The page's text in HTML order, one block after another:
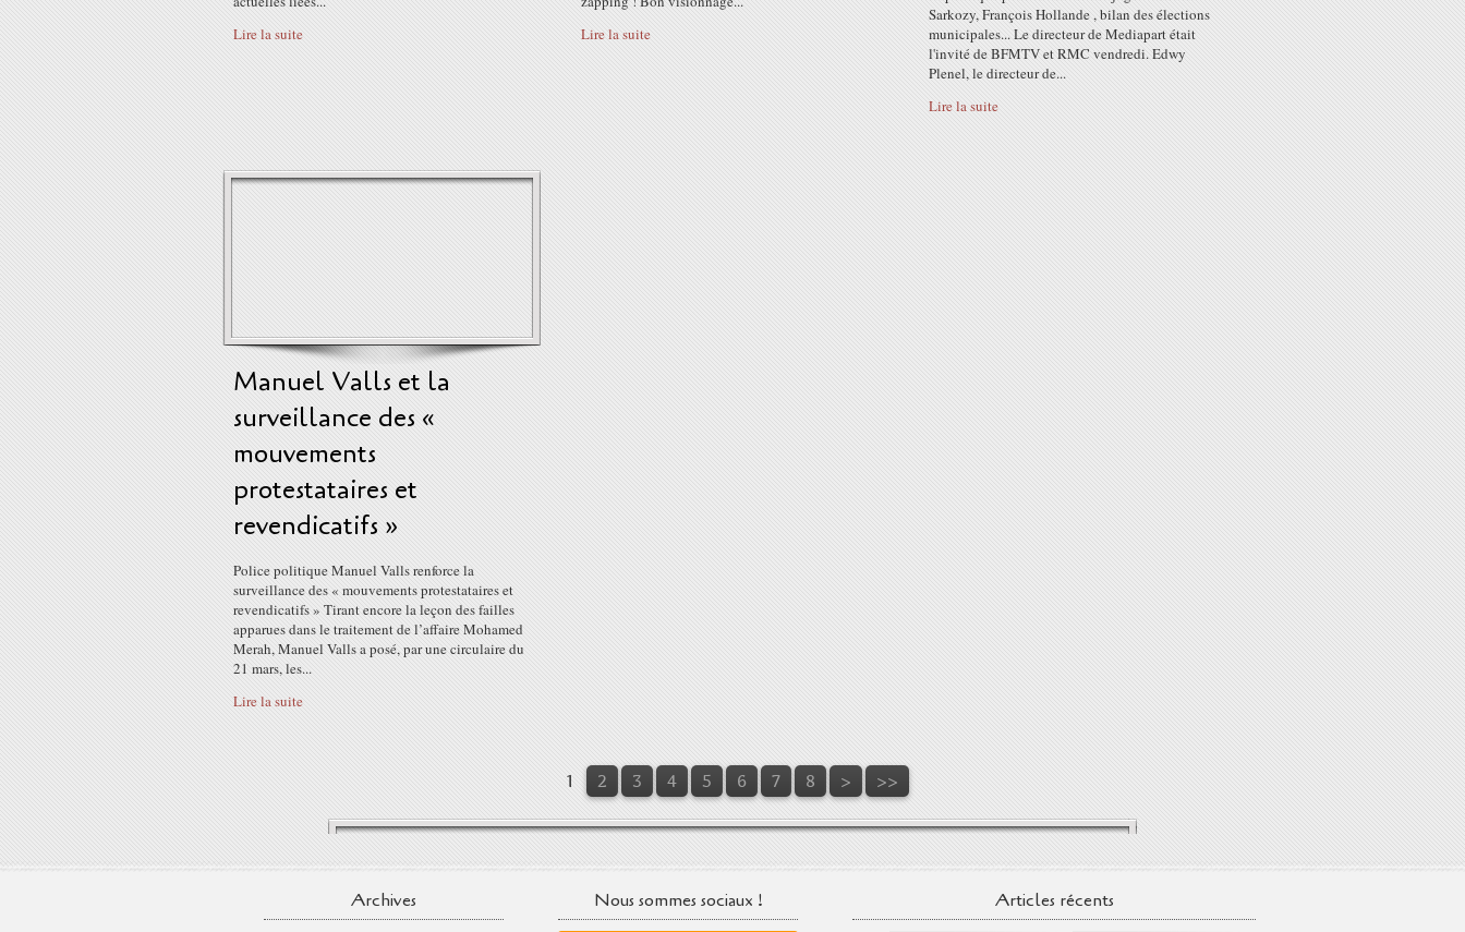
Lire la suite
Lire la suite
Sarkozy, François Hollande , bilan des élections
municipales... Le directeur de Mediapart était
l'invité de BFMTV et RMC vendredi. Edwy
Plenel, le directeur de...
Lire la suite
Manuel Valls et la
surveillance des «
mouvements
protestataires et
revendicatifs »
Police politique Manuel Valls renforce la
surveillance des « mouvements protestataires et
revendicatifs » Tirant encore la leçon des failles
apparues dans le traitement de l’affaire Mohamed
Merah, Manuel Valls a posé, par une circulaire du
21 mars, les...
Lire la suite
1 2 3 4 5 6 7 8 > >>
Archives Nous sommes sociaux ! Articles récents